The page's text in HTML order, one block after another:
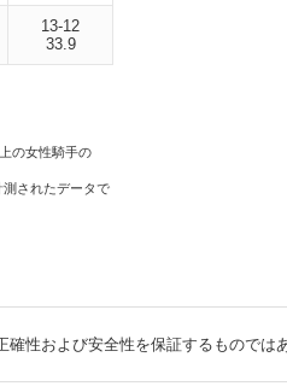
13-12
33.9
の女性騎手の
されたデータで
性および安全性を保証するものでは